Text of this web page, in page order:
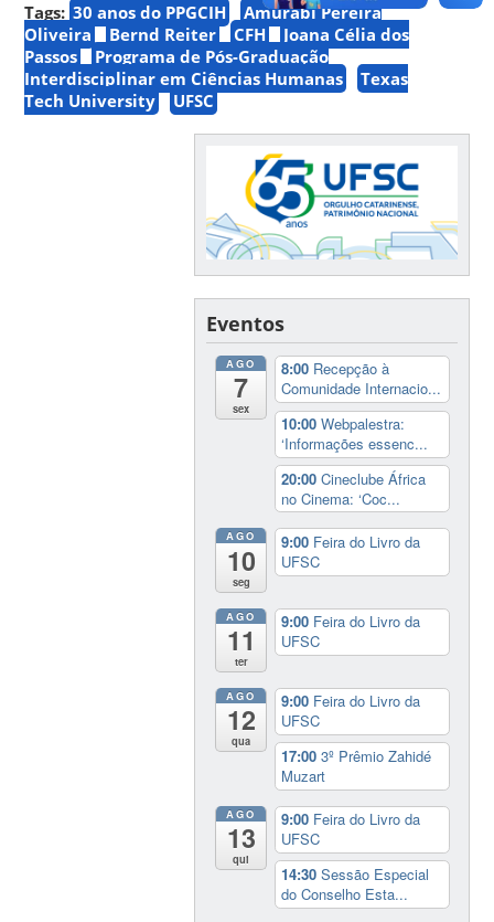
Tags: 30 anos do PPGCIH
Amurabi Pereira
Oliveira
Bernd Reiter CFH
Joana Célia dos
Passos
Programa de Pós-Graduação
Interdisciplinar em Ciências Humanas
Texas
Tech University
UFSC
Eventos
AGO
7
sex
8:00 Recepção à
Comunidade Internacio...
10:00Webpalestra:
‘Informações essenc...
20:00Cineclube África
no Cinema: ‘Coc...
AGO
10
seg
9:00 Feira do Livro da
UFSC
AGO
11
ter
9:00 Feira do Livro da
UFSC
AGO
12
qua
9:00 Feira do Livro da
UFSC
17:003º Prêmio Zahidé
Muzart
AGO
13
qui
9:00 Feira do Livro da
UFSC
14:30Sessão Especial
do Conselho Esta...